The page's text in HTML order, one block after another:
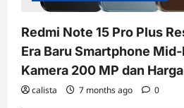
Redmi Note 15 Pro Plus
Era Baru Smartphone
Kamera 200 MP dan
calista 7 months ago 0